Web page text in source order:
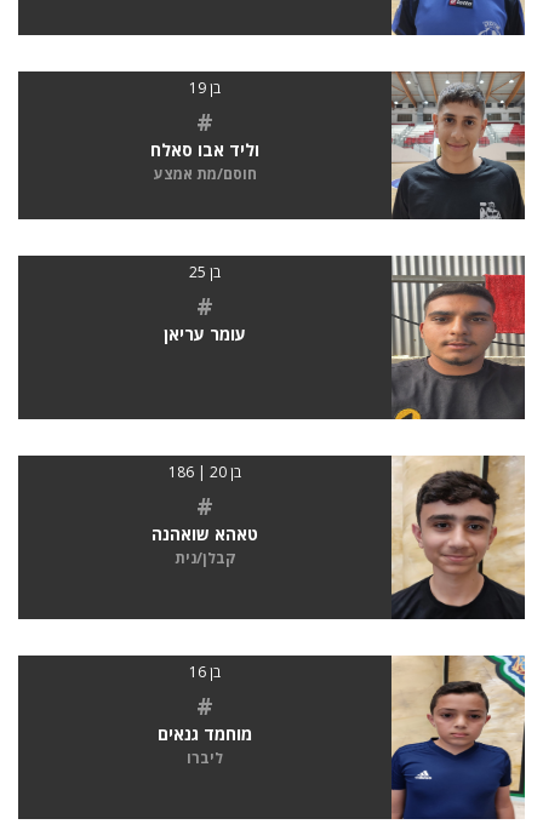
בן 19
#
וליד אבו סאלח
חוסם/מת אמצע
בן 25
#
עומר עריאן
בן 20 | 186
#
טאהא שואהנה
קבלן/נית
בן 16
#
מוחמד גנאים
ליברו